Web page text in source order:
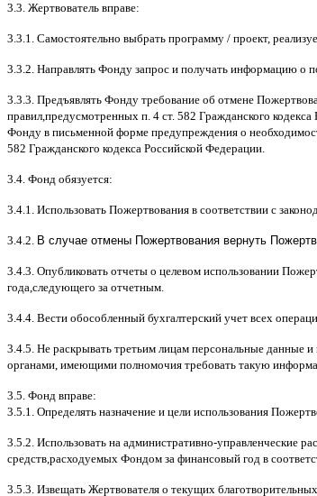
3.3. Жертвователь вправе:
3.3.1. Самостоятельно выбрать программу / проект,
3.3.2. Направлять Фонду запрос и получать информацию о
3.3.3. Предъявлять Фонду требование об отмене
правил,предусмотренных п. 4 ст. 582 Гражданского
Фонду в письменной форме предупреждения о
582 Гражданского кодекса Российской Федерации.
3.4. Фонд обязуется:
3.4.1. Использовать Пожертвования в соответствии с
3.4.2. В случае отмены Пожертвования вернуть
3.4.3. Опубликовать отчеты о целевом использовании
года,следующего за отчетным.
3.4.4. Вести обособленный бухгалтерский учет всех
3.4.5. Не раскрывать третьим лицам персональные данные
органами, имеющими полномочия требовать такую
3.5. Фонд вправе:
3.5.1. Определять назначение и цели использования
3.5.2. Использовать на административно-управленческие
средств,расходуемых Фондом за финансовый год в
3.5.3. Извещать Жертвователя o текущих